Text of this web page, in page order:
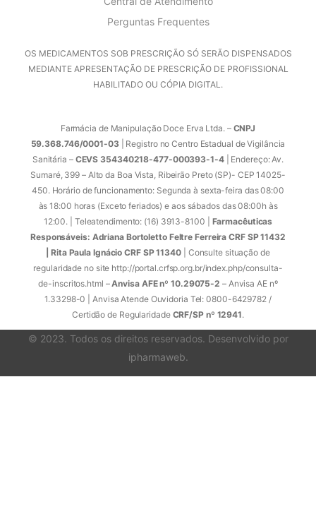
Perguntas Frequentes
OS MEDICAMENTOS SOB PRESCRIÇÃO SÓ SERÃO DISPENSADOS
MEDIANTE APRESENTAÇÃO DE PRESCRIÇÃO DE PROFISSIONAL
HABILITADO OU CÓPIA DIGITAL.
Farmácia de Manipulação Doce Erva Ltda. – CNPJ
59.368.746/0001-03| Registro no Centro Estadual de Vigilância
Sanitária –CEVS 354340218-477-000393-1-4| Endereço: Av.
Sumaré, 399 – Alto da Boa Vista, Ribeirão Preto (SP)- CEP 14025-
450. Horário de funcionamento: Segunda à sexta-feira das 08:00
às 18:00 horas (Exceto feriados) e aos sábados das 08:00h às
12:00. | Teleatendimento: (16) 3913-8100 | Farmacêuticas
Responsáveis: Adriana Bortoletto Feltre Ferreira CRF SP 11432
| Rita Paula Ignácio CRF SP 11340 | Consulte situação de
regularidade no site http://portal.crfsp.org.br/index.php/consulta-
de-inscritos.html –Anvisa AFE nº 10.29075-2 – Anvisa AE nº
1.33298-0 | Anvisa Atende Ouvidoria Tel: 0800-6429782 /
Certidão de Regularidade CRF/SP nº 12941.
© 2023. Todos os direitos reservados. Desenvolvido por
ipharmaweb.